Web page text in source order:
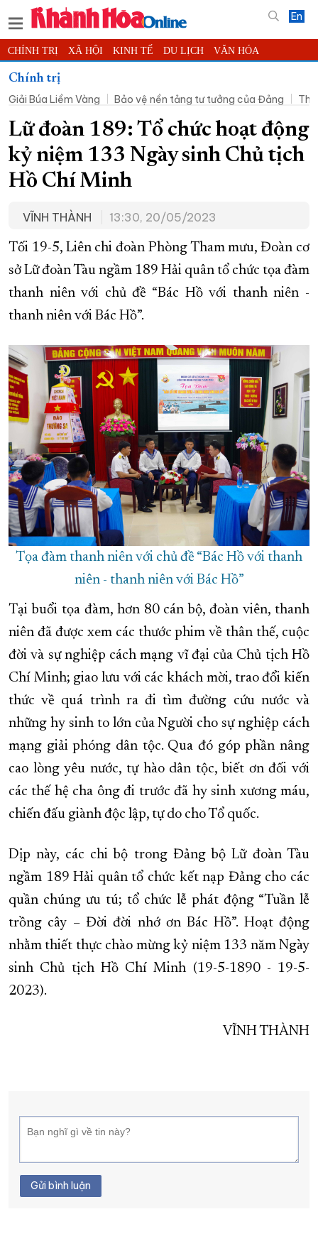
En
CHÍNH TRỊ XÃ HỘI KINH TẾ DU LỊCH VĂN HÓA
THỂ THAO
KHOA HỌC - CÔNG NGHỆ PHÁP LUẬT BẠN ĐỌC PHÓNG SỰ
THẾ GIỚI MULTIMEDIA VIDEO ĐỌC BÁO ONLINE
PODCAST THÔNG TIN - QUẢNG CÁO
QUY HOẠCH TỈNH KHÁNH HÒA
CHUNG TAY CẢI CÁCH HÀNH CHÍNH
XÂY DỰNG NÔNG THÔN MỚI LỊCH CẮT ĐIỆN
TÀU - XE - MÁY BAY
KỶ NIỆM 370 NĂM XÂY DỰNG VÀ PHÁT TRIỂN TỈNH KHÁNH HÒA
KHOẢNH KHẮC ĐẸP XỨ TRẦM
ĐẠI HỘI ĐẢNG CÁC CẤP TRANG CHỦ VỀ BÁO KHÁNH HÒA
Chính trị
Giải Búa Liềm Vàng
Bảo vệ nền tảng tư tưởng của Đảng
Lữ đoàn 189: Tổ chức hoạt động
kỷ niệm 133 Ngày sinh Chủ tịch
Hồ Chí Minh
VĨNH THÀNH 13:30, 20/05/2023
Tối 19-5, Liên chi đoàn Phòng Tham mưu, Đoàn cơ
sở Lữ đoàn Tàu ngầm 189 Hải quân tổ chức tọa đàm
thanh niên với chủ đề “Bác Hồ với thanh niên -
thanh niên với Bác Hồ”.
Tọa đàm thanh niên với chủ đề “Bác Hồ với thanh
niên - thanh niên với Bác Hồ”
Tại buổi tọa đàm, hơn 80 cán bộ, đoàn viên, thanh
niên đã được xem các thước phim về thân thế, cuộc
đời và sự nghiệp cách mạng vĩ đại của Chủ tịch Hồ
Chí Minh; giao lưu với các khách mời, trao đổi kiến
thức về quá trình ra đi tìm đường cứu nước và
những hy sinh to lớn của Người cho sự nghiệp cách
mạng giải phóng dân tộc. Qua đó góp phần nâng
cao lòng yêu nước, tự hào dân tộc, biết ơn đối với
các thế hệ cha ông đi trước đã hy sinh xương máu,
chiến đấu giành độc lập, tự do cho Tổ quốc.
Dịp này, các chi bộ trong Đảng bộ Lữ đoàn Tàu
ngầm 189 Hải quân tổ chức kết nạp Đảng cho các
quần chúng ưu tú; tổ chức lễ phát động “Tuần lễ
trồng cây – Đời đời nhớ ơn Bác Hồ”. Hoạt động
nhằm thiết thực chào mừng kỷ niệm 133 năm Ngày
sinh Chủ tịch Hồ Chí Minh (19-5-1890 - 19-5-
2023).
VĨNH THÀNH
Gửi bình luận